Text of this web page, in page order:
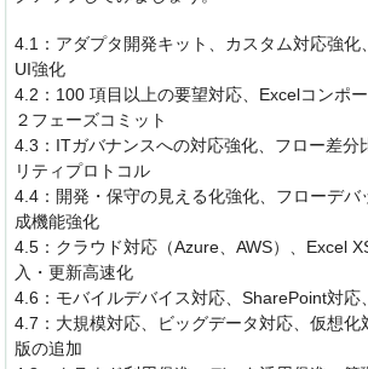
4.1：アダプタ開発キット、カスタム対応強化
UI強化
4.2：100 項目以上の要望対応、Excelコンポー
２フェーズコミット
4.3：ITガバナンスへの対応強化、フロー差分
リティプロトコル
4.4：開発・保守の見える化強化、フローデバ
成機能強化
4.5：クラウド対応（Azure、AWS）、Excel
入・更新高速化
4.6：モバイルデバイス対応、SharePoint対応
4.7：大規模対応、ビッグデータ対応、仮想
版の追加